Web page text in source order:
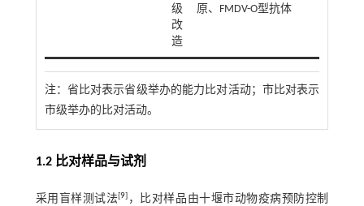
级
改
造
原、FMDV-O型抗体
注： 省比对表示省级举办的能力比对活动；市比对表示
市级举办的比对活动。
1.2 比对样品与试剂
采用盲样测试法[9] ，比对样品由十堰市动物疫病预防控制